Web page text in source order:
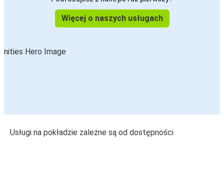
Więcej o naszych usługach
Usługi na pokładzie zależne są od dostępności